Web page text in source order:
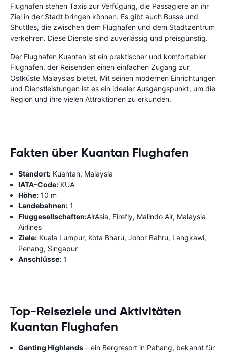
Flughafen stehen Taxis zur Verfügung, die Passagiere an ihr
Ziel in der Stadt bringen können. Es gibt auch Busse und
Shuttles, die zwischen dem Flughafen und dem Stadtzentrum
verkehren. Diese Dienste sind zuverlässig und preisgünstig.
Der Flughafen Kuantan ist ein praktischer und komfortabler
Flughafen, der Reisenden einen einfachen Zugang zur
Ostküste Malaysias bietet. Mit seinen modernen Einrichtungen
und Dienstleistungen ist es ein idealer Ausgangspunkt, um die
Region und ihre vielen Attraktionen zu erkunden.
Fakten über Kuantan Flughafen
Standort: Kuantan, Malaysia
IATA-Code: KUA
Höhe: 10 m
Landebahnen: 1
Fluggesellschaften:AirAsia, Firefly, Malindo Air, Malaysia
Airlines
Ziele: Kuala Lumpur, Kota Bharu, Johor Bahru, Langkawi,
Penang, Singapur
Anschlüsse: 1
Top-Reiseziele und Aktivitäten
Kuantan Flughafen
Genting Highlands – ein Bergresort in Pahang, bekannt für